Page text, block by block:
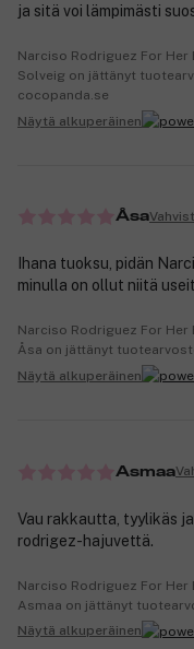
ja sitä voi lämpimästi
Narciso Rodriguez For Her
Solveig on jättänyt
cocopanda.se
Näytä alkuperäinen
Åsa
Ihana tuoksu, pidän
minulla on ollut niitä
Narciso Rodriguez For Her
Åsa on jättänyt
Näytä alkuperäinen
Asmaa
Vau rakkautta, tyylikäs
rodrigez-hajuvettä.
Narciso Rodriguez For Her
Asmaa on jättänyt
Näytä alkuperäinen